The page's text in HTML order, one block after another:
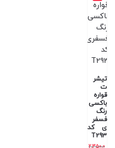
تیشر
ت
قواره
باکسی
رنگ
فسفر
ی کد
T293